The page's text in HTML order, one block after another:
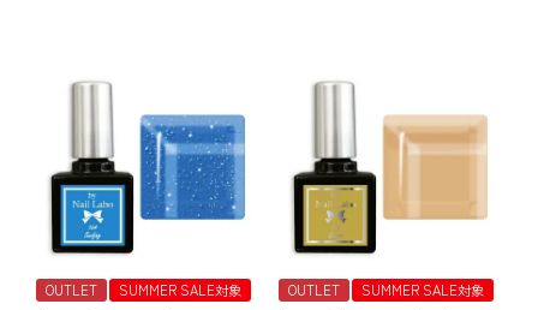
OUTLET SUMMER SALE対象 OUTLET SUMMER SALE対象